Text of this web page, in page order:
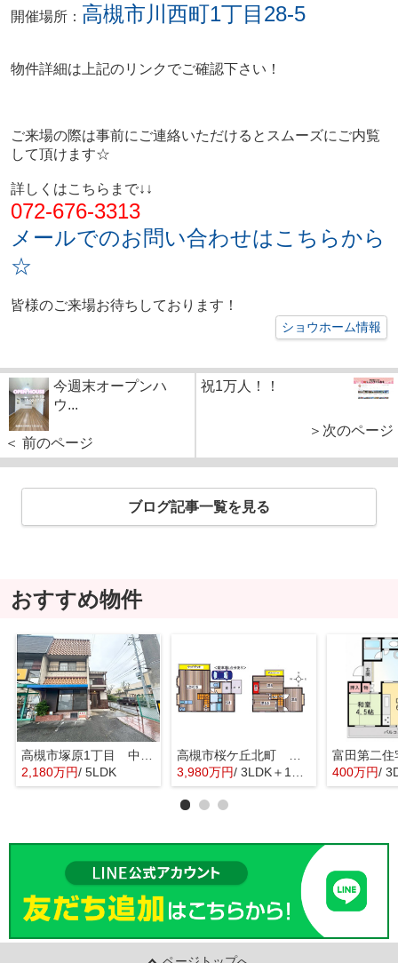
開催場所： 高槻市川西町1丁目28-5
物件詳細は上記のリンクでご確認下さい！
ご来場の際は事前にご連絡いただけるとスムーズにご内覧
して頂けます☆
詳しくはこちらまで↓↓
072-676-3313
メールでのお問い合わせはこちらから
☆
皆様のご来場お待ちしております！
ショウホーム情報
今週末オープンハ
ウ...
＜ 前のページ
祝1万人！！
＞次のページ
ブログ記事一覧を見る
おすすめ物件
2,180万円/ 5LDK
3,980万円/ 3LDK＋1S(納戸)
富田第二住
400万円/